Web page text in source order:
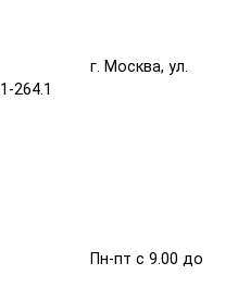
г. Москва, ул.
264.1
Пн-пт с 9.00 до